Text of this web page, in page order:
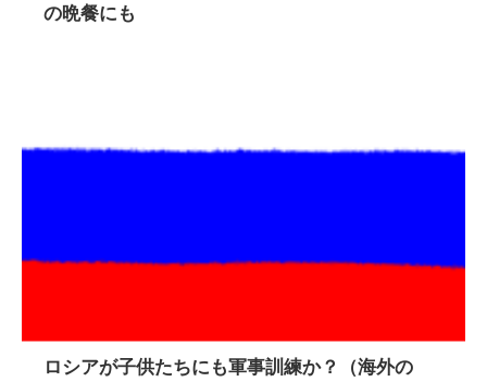
の晩餐にも
ロシアが子供たちにも軍事訓練か？（海外の